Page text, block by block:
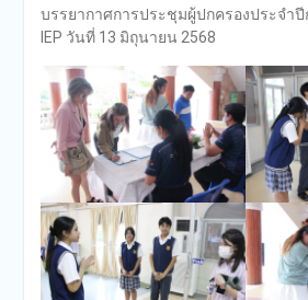
บรรยากาศการประชุมผู้ปกครองประจำ
IEP วันที่ 13 มิถุนายน 2568